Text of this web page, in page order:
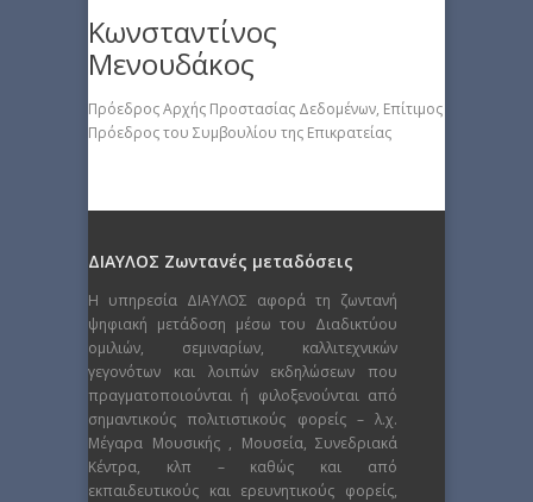
Κωνσταντίνος
Μενουδάκος
Πρόεδρος Αρχής Προστασίας Δεδομένων, Επίτιμος
Πρόεδρος του Συμβουλίου της Επικρατείας
ΔΙΑΥΛΟΣ Ζωντανές μεταδόσεις
Η υπηρεσία ΔΙΑΥΛΟΣ αφορά τη ζωντανή
ψηφιακή μετάδοση μέσω του Διαδικτύου
ομιλιών, σεμιναρίων, καλλιτεχνικών
γεγονότων και λοιπών εκδηλώσεων που
πραγματοποιούνται ή φιλοξενούνται από
σημαντικούς πολιτιστικούς φορείς – λ.χ.
Μέγαρα Μουσικής , Μουσεία, Συνεδριακά
Κέντρα, κλπ – καθώς και από
εκπαιδευτικούς και ερευνητικούς φορείς,